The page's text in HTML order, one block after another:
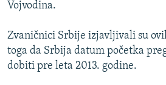
SVE KARTE DEJTONA
NASTANAK I RASPAD JUGOSLAVIJE
Vojvodina.
Zvaničnici Srbije izjavljivali su
toga da Srbija datum početka
dobiti pre leta 2013. godine.